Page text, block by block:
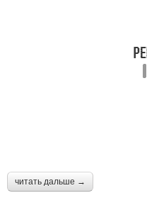
читать дальше →